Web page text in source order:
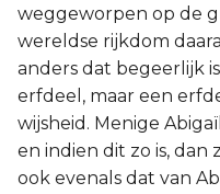
weggeworpen op de
wereldse rijkdom
anders dat begeerlijk
erfdeel, maar een
wijsheid. Menige
en indien dit zo is, dan
ook evenals dat van